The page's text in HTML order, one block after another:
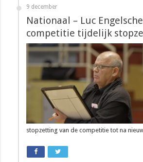
9 december
Nationaal – Luc
competitie tijdelijk
stopzetting van de competitie tot na